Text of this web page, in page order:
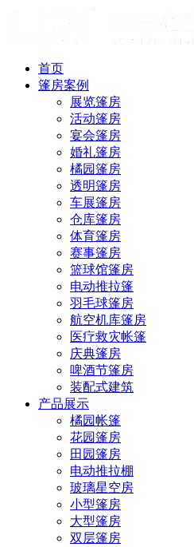
首页
篷房案例
展览篷房
活动篷房
宴会篷房
婚礼篷房
橘园篷房
透明篷房
车展篷房
仓库篷房
体育篷房
赛事篷房
篮球馆篷房
电动推拉篷
羽毛球篷房
航空机库篷房
医疗救灾帐篷
庆典篷房
啤酒节篷房
装配式建筑
产品展示
橘园帐篷
花园篷房
田园篷房
电动推拉棚
玻璃星空房
小型篷房
大型篷房
双层篷房